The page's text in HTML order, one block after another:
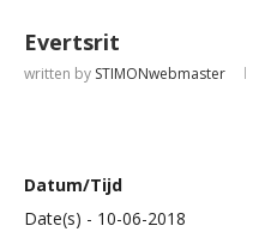
Evertsrit
written by STIMONwebmaster
Datum/Tijd
Date(s) - 10-06-2018